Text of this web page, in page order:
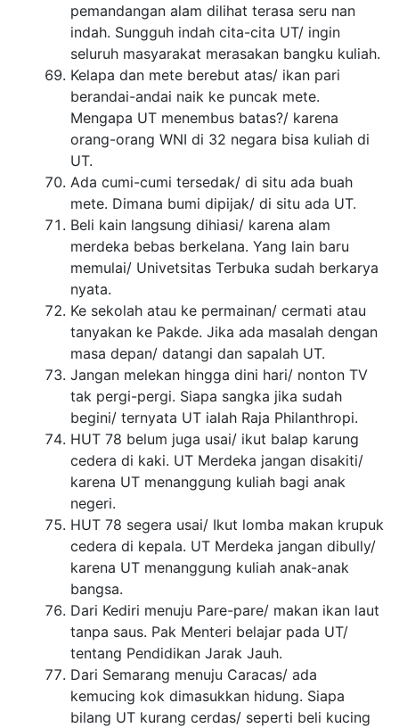
pemandangan alam dilihat terasa seru nan
indah. Sungguh indah cita-cita UT/ ingin
seluruh masyarakat merasakan bangku kuliah.
Kelapa dan mete berebut atas/ ikan pari
berandai-andai naik ke puncak mete.
Mengapa UT menembus batas?/ karena
orang-orang WNI di 32 negara bisa kuliah di
UT.
Ada cumi-cumi tersedak/ di situ ada buah
mete. Dimana bumi dipijak/ di situ ada UT.
Beli kain langsung dihiasi/ karena alam
merdeka bebas berkelana. Yang lain baru
memulai/ Univetsitas Terbuka sudah berkarya
nyata.
Ke sekolah atau ke permainan/ cermati atau
tanyakan ke Pakde. Jika ada masalah dengan
masa depan/ datangi dan sapalah UT.
Jangan melekan hingga dini hari/ nonton TV
tak pergi-pergi. Siapa sangka jika sudah
begini/ ternyata UT ialah Raja Philanthropi.
HUT 78 belum juga usai/ ikut balap karung
cedera di kaki. UT Merdeka jangan disakiti/
karena UT menanggung kuliah bagi anak
negeri.
HUT 78 segera usai/ Ikut lomba makan krupuk
cedera di kepala. UT Merdeka jangan dibully/
karena UT menanggung kuliah anak-anak
bangsa.
Dari Kediri menuju Pare-pare/ makan ikan laut
tanpa saus. Pak Menteri belajar pada UT/
tentang Pendidikan Jarak Jauh.
Dari Semarang menuju Caracas/ ada
kemucing kok dimasukkan hidung. Siapa
bilang UT kurang cerdas/ seperti beli kucing